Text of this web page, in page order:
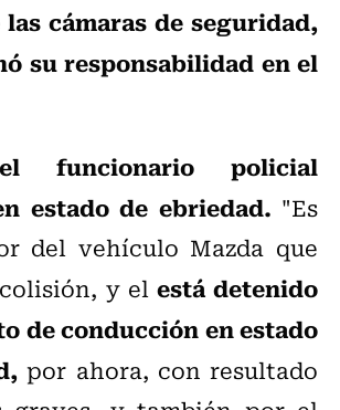
cámaras de seguridad,
su responsabilidad en el
el funcionario policial
estado de ebriedad. "Es
del vehículo Mazda que
y el está detenido
de conducción en estado
por ahora, con resultado